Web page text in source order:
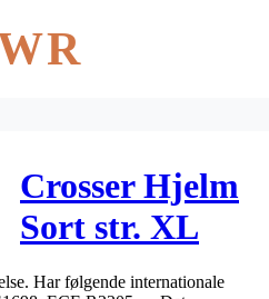
Crosser Hjelm
Sort str. XL
Har følgende internationale